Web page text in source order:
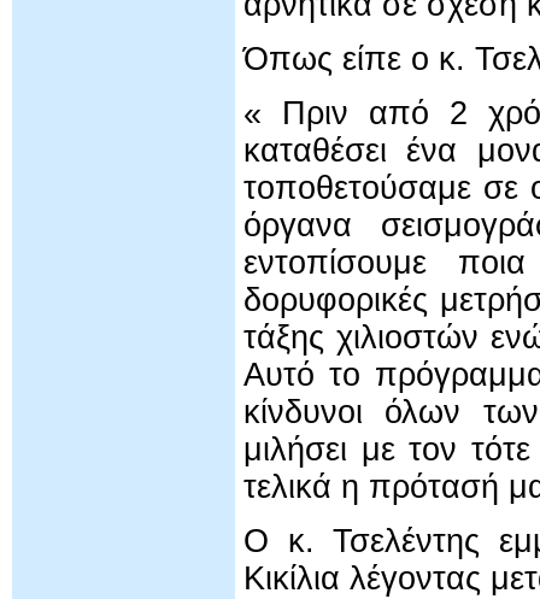
Όπως είπε ο κ.
« Πριν από 2
καταθέσει ένα
τοποθετούσαμε σε
όργανα
εντοπίσουμε
δορυφορικές
τάξης χιλιοστών
Αυτό το
κίνδυνοι όλων
μιλήσει με τον
τελικά η πρότασή
Ο κ. Τσελέντης
Κικίλια λέγοντας